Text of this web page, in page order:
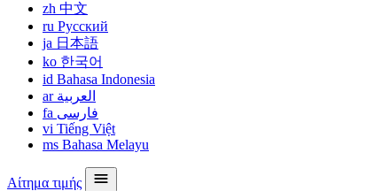
zh 中文
ru Русский
ja 日本語
ko 한국어
id Bahasa Indonesia
ar العربية
fa فارسی
vi Tiếng Việt
ms Bahasa Melayu
Αίτημα τιμής